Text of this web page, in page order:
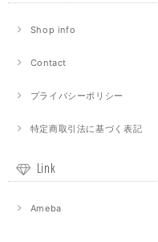
Shop info
Contact
プライバシーポリシー
特定商取引法に基づく表記
Link
Ameba